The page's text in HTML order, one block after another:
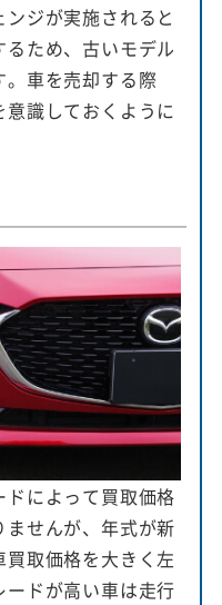
ジが実施されると
ため、古いモデル
。車を売却する際
識しておくように
によって買取価格
せんが、年式が新
取価格を大きく左
ドが高い車は走行